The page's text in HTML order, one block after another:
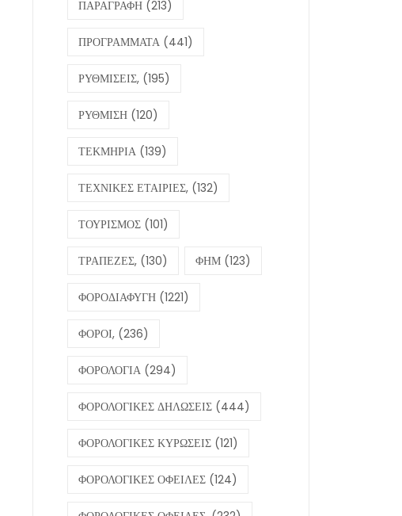
ΠΑΡΑΓΡΑΦΗ (213)
ΠΡΟΓΡΑΜΜΑΤΑ (441)
ΡΥΘΜΙΣΕΙΣ, (195)
ΡΥΘΜΙΣΗ (120)
ΤΕΚΜΗΡΙΑ (139)
ΤΕΧΝΙΚΕΣ ΕΤΑΙΡΙΕΣ, (132)
ΤΟΥΡΙΣΜΟΣ (101)
ΤΡΑΠΕΖΕΣ, (130) ΦΗΜ (123)
ΦΟΡΟΔΙΑΦΥΓΗ (1221)
ΦΟΡΟΙ, (236)
ΦΟΡΟΛΟΓΙΑ (294)
ΦΟΡΟΛΟΓΙΚΕΣ ΔΗΛΩΣΕΙΣ (444)
ΦΟΡΟΛΟΓΙΚΕΣ ΚΥΡΩΣΕΙΣ (121)
ΦΟΡΟΛΟΓΙΚΕΣ ΟΦΕΙΛΕΣ (124)